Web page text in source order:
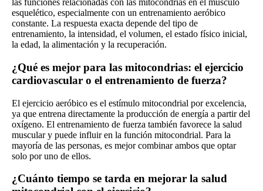
las funciones relacionadas con las mitocondrias en el músculo
esquelético, especialmente con un entrenamiento aeróbico
constante. La respuesta exacta depende del tipo de
entrenamiento, la intensidad, el volumen, el estado físico inicial,
la edad, la alimentación y la recuperación.
¿Qué es mejor para las mitocondrias: el ejercicio
cardiovascular o el entrenamiento de fuerza?
El ejercicio aeróbico es el estímulo mitocondrial por excelencia,
ya que entrena directamente la producción de energía a partir del
oxígeno. El entrenamiento de fuerza también favorece la salud
muscular y puede influir en la función mitocondrial. Para la
mayoría de las personas, es mejor combinar ambos que optar
solo por uno de ellos.
¿Cuánto tiempo se tarda en mejorar la salud